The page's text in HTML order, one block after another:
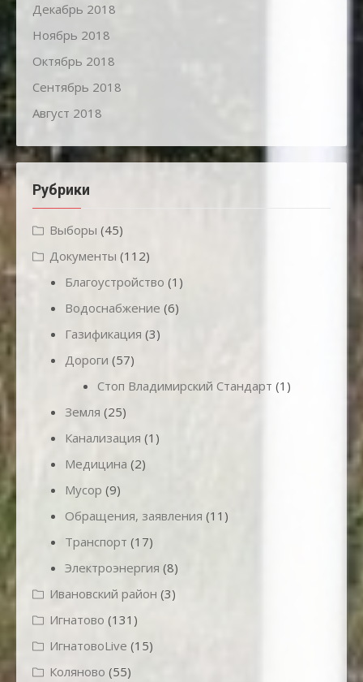
Декабрь 2018
Ноябрь 2018
Октябрь 2018
Сентябрь 2018
Август 2018
Рубрики
Выборы (45)
Документы (112)
Благоустройство (1)
Водоснабжение (6)
Газификация (3)
Дороги (57)
Стоп Владимирский Стандарт (1)
Земля (25)
Канализация (1)
Медицина (2)
Мусор (9)
Обращения, заявления (11)
Транспорт (17)
Электроэнергия (8)
Ивановский район (3)
Игнатово (131)
ИгнатовоLive (15)
Коляново (55)